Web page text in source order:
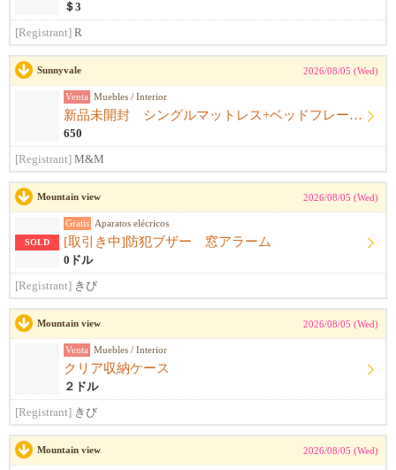
＄3
[Registrant] R
Sunnyvale 2026/08/05 (Wed)
Venta Muebles / Interior
新品未開封 シングルマットレス+ベッドフレーム+シーツ
650
[Registrant] M&M
Mountain view 2026/08/05 (Wed)
SOLD
Gratis Aparatos elécricos
[取引き中]防犯ブザー 窓アラーム
0ドル
[Registrant] きび
Mountain view 2026/08/05 (Wed)
Venta Muebles / Interior
クリア収納ケース
２ドル
[Registrant] きび
Mountain view 2026/08/05 (Wed)